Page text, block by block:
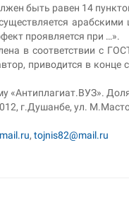
быть равен 14
проявляется при …».
в соответствии с
приводится в
«Антиплагиат.ВУЗ».
г.Душанбе, ул.
, tojnis82@mail.ru